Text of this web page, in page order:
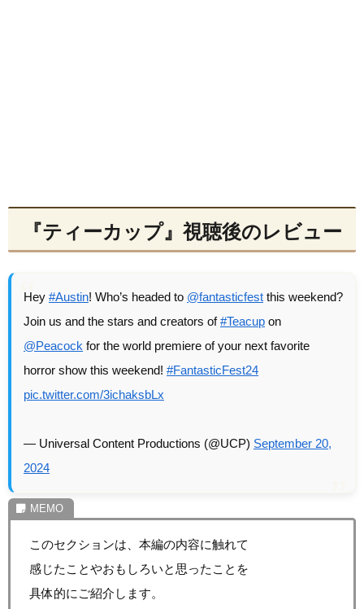
『ティーカップ』視聴後のレビュー
Hey #Austin! Who’s headed to @fantasticfest this weekend?
Join us and the stars and creators of#Teacup on
@Peacock for the world premiere of your next favorite
horror show this weekend! #FantasticFest24
pic.twitter.com/3ichaksbLx
— Universal Content Productions (@UCP) September 20,
2024
このセクションは、本編の内容に触れて
感じたことやおもしろいと思ったことを
具体的にご紹介します。